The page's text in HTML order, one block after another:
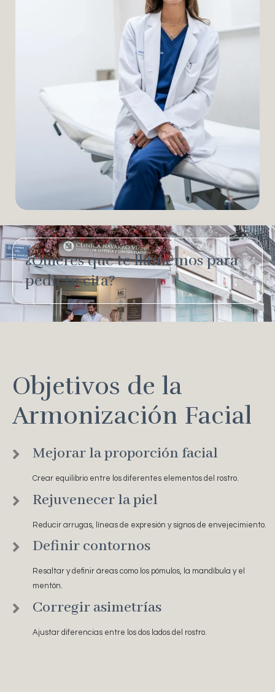
¿Quieres que te llamemos para
pedir tu cita?
Objetivos de la
Armonización Facial
Mejorar la proporción facial
Crear equilibrio entre los diferentes elementos del rostro.
Rejuvenecer la piel
Reducir arrugas, líneas de expresión y signos de envejecimiento.
Definir contornos
Resaltar y definir áreas como los pómulos, la mandíbula y el
mentón.
Corregir asimetrías
Ajustar diferencias entre los dos lados del rostro.